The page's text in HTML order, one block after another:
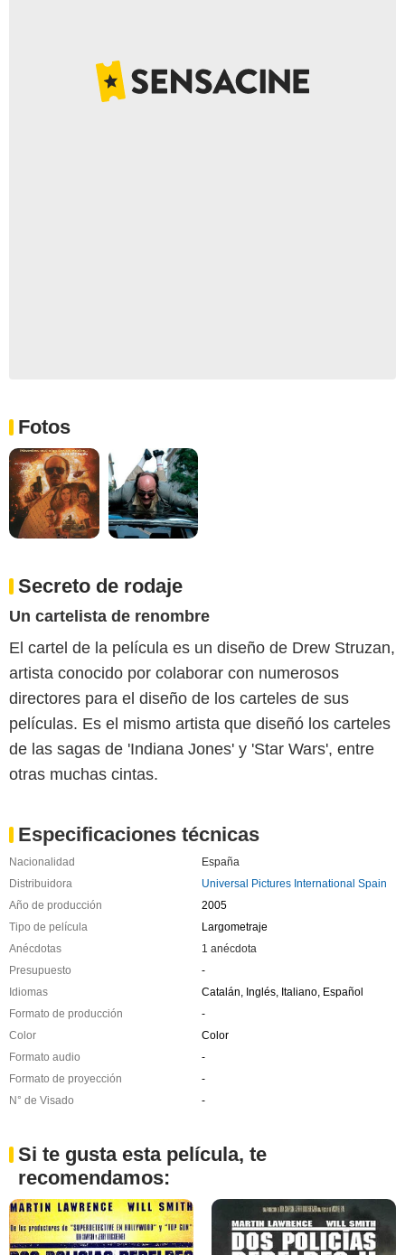
Fotos
Secreto de rodaje
Un cartelista de renombre
El cartel de la película es un diseño de Drew Struzan,
artista conocido por colaborar con numerosos
directores para el diseño de los carteles de sus
películas. Es el mismo artista que diseñó los carteles
de las sagas de 'Indiana Jones' y 'Star Wars', entre
otras muchas cintas.
Especificaciones técnicas
Nacionalidad
España
Distribuidora
Universal Pictures International Spain
Año de producción
2005
Tipo de película
Largometraje
Anécdotas
1 anécdota
Presupuesto
-
Idiomas
Catalán, Inglés, Italiano, Español
Formato de producción
-
Color
Color
Formato audio
-
Formato de proyección
-
N° de Visado
-
Si te gusta esta película, te
recomendamos: